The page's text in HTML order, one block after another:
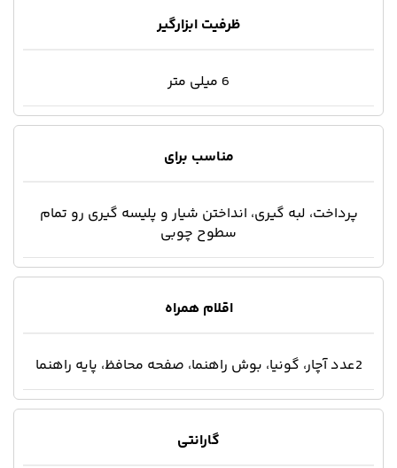
ظرفیت ابزارگیر
6 میلی متر
مناسب برای
پرداخت، لبه گیری، انداختن شیار و پلیسه گیری رو تمام
سطوح چوبی
اقلام همراه
2عدد آچار، گونیا، بوش راهنما، صفحه محافظ، پایه راهنما
گارانتی